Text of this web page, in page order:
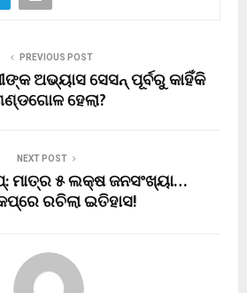
PREVIOUS POST
ଅଭ୍ୟାସ ସେସନ୍ ପୂର୍ବରୁ କାହିଁକି
ହେଲା?
NEXT POST
ମାତ୍ର ୫ ଲକ୍ଷ ଜନସଂଖ୍ୟା…
ରଚିଲା ଇତିହାସ!